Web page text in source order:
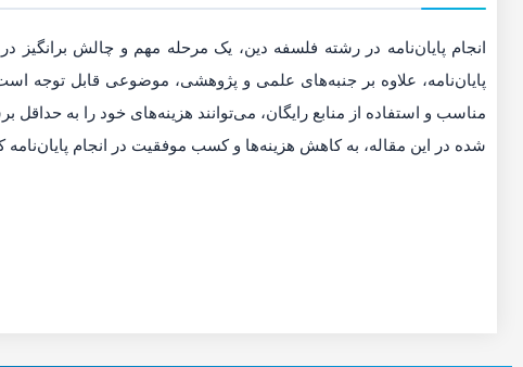
انجام پایان‌نامه در رشته فلسفه دین، یک مرحله مهم و چالش
پایان‌نامه، علاوه بر جنبه‌های علمی و پژوهشی، موضوعی قابل توجه
مناسب و استفاده از منابع رایگان، می‌توانند هزینه‌های خود را به حداقل
شده در این مقاله، به کاهش هزینه‌ها و کسب موفقیت در انجام